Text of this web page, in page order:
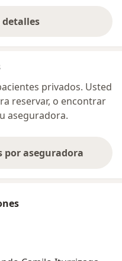
la dirección
privados. Usted
reservar, o encontrar
aseguradora.
por aseguradora